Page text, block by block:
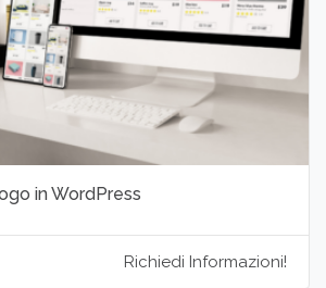
in WordPress
Richiedi Informazioni!